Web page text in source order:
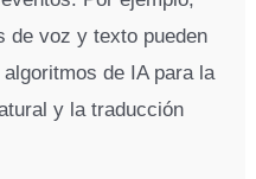
de voz y texto pueden
de IA para la
y la traducción